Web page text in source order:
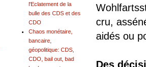
cru,
aidés ou
Des
l'Eclatement de la
bulle des CDS et des
CDO
Chaos monétaire,
bancaire,
géopolitique: CDS,
CDO, bail out, bad